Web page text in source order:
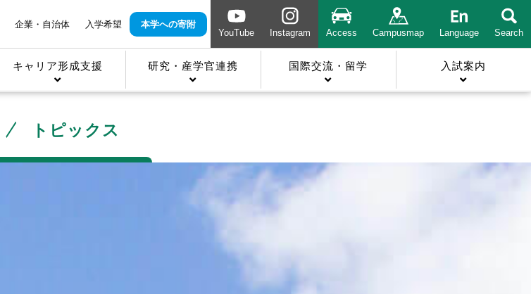
企業・自治体 入学希望
本学への寄附
YouTube
Instagram Access Campusmap Language Search
キャリア形成支援 研究・産学官連携 国際交流・留学 入試案内
トピックス